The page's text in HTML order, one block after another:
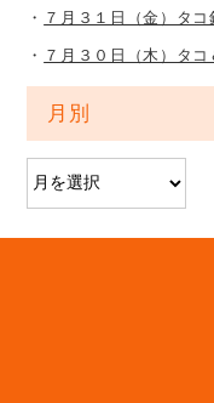
７月３１日（金）タコ
７月３０日（木）タ
月別